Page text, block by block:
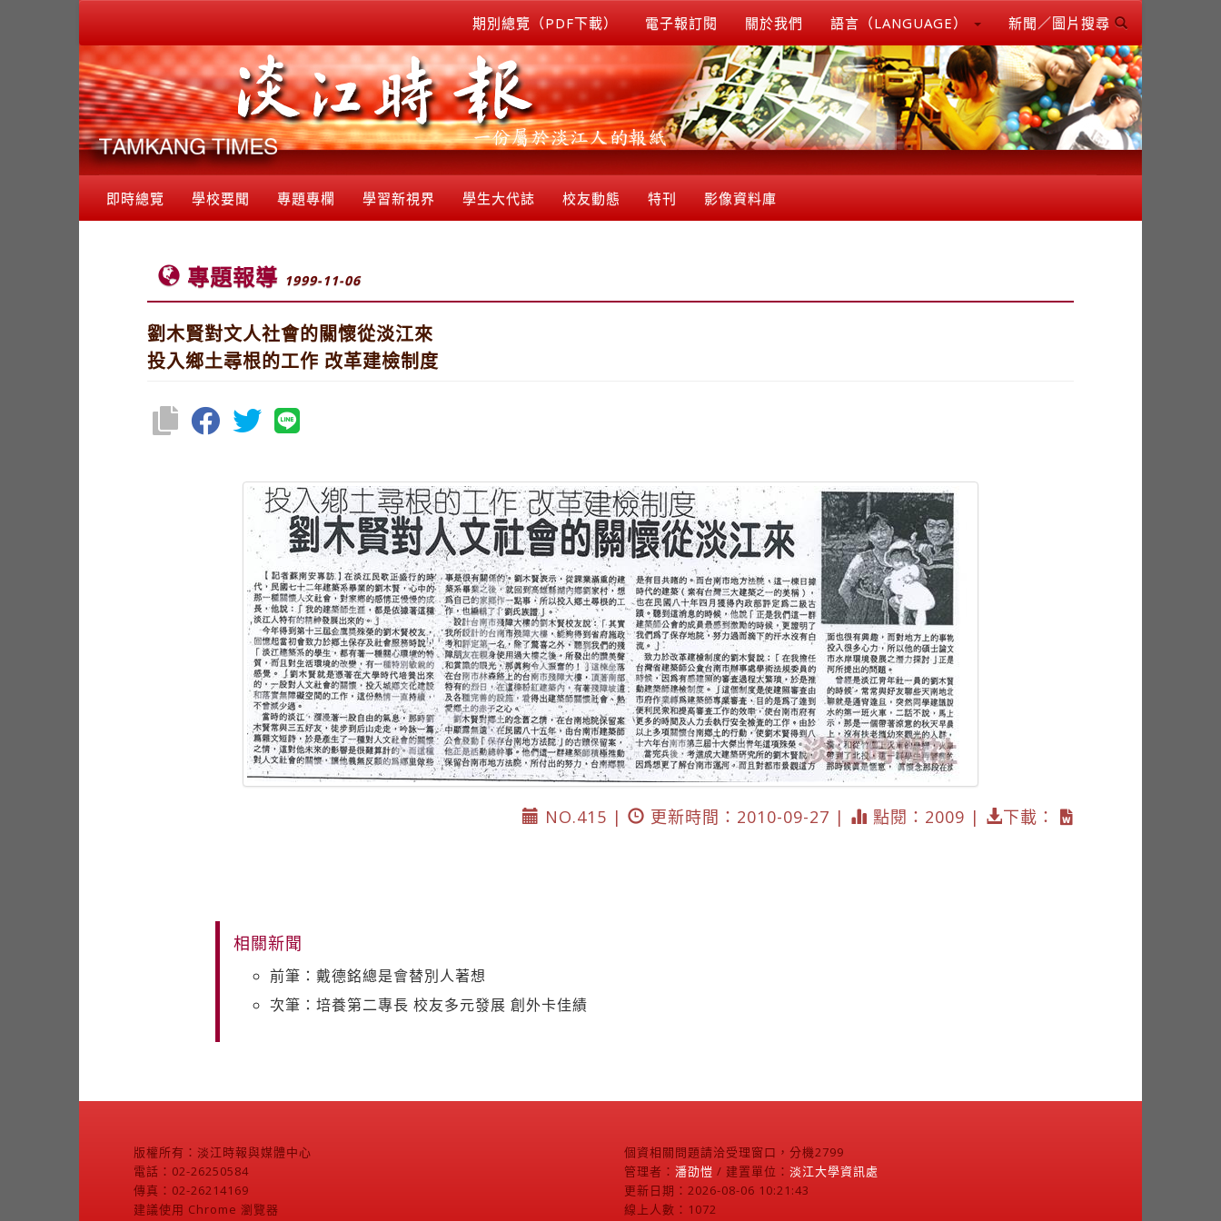
期別總覽（PDF下載） 電子報訂閱 關於我們 語言（LANGUAGE） 新聞／圖片搜尋
即時總覽 學校要聞 專題專欄 學習新視界 學生大代誌 校友動態 特刊 影像資料庫
專題報導 1999-11-06
劉木賢對文人社會的關懷從淡江來
投入鄉土尋根的工作 改革建檢制度
NO.415 | 更新時間：2010-09-27 | 點閱：2009 | 下載：
相關新聞
前筆：戴德銘總是會替別人著想
次筆：培養第二專長 校友多元發展 創外卡佳績
版權所有：淡江時報與媒體中心
電話：02-26250584
傳真：02-26214169
建議使用 Chrome 瀏覽器
個資相關問題請洽受理窗口，分機2799
管理者： 潘劭愷 / 建置單位： 淡江大學資訊處
更新日期：2026-08-06 10:21:43
線上人數：1072